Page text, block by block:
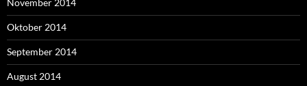
Oktober 2014
September 2014
August 2014